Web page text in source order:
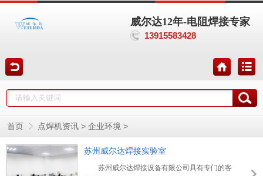
威尔达12年-电阻焊接专家
13915583428
首页 点焊机资讯 > 企业环境 >
苏州威尔达焊接实验室
苏州威尔达焊接设备有限公司具有专门的客